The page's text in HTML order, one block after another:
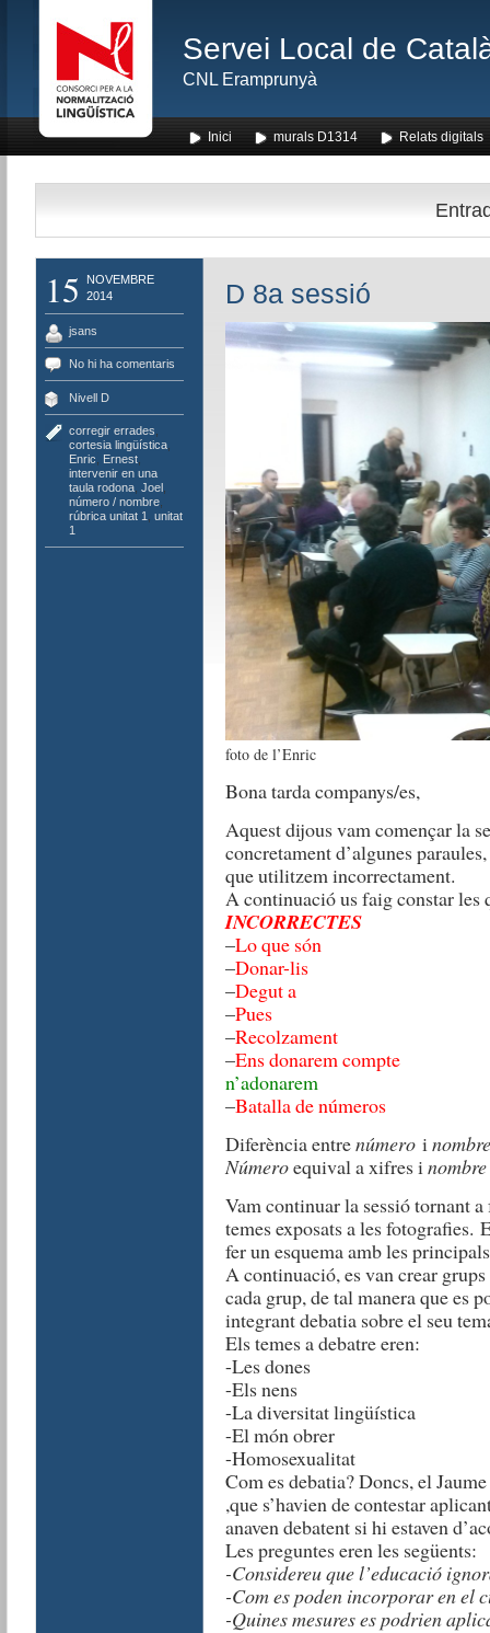
Servei Local de
CNL Eramprunyà
Inici murals D1314 Relats digitals
15
NOVEMBRE
2014
jsans
No hi ha comentaris
Nivell D
corregir errades
cortesia lingüística,
Enric
Ernest,
intervenir en una
taula rodona, Joel,
número / nombre,
rúbrica unitat 1
unitat
1
D 8a sessió
foto de l’Enric
Bona tarda companys/es,
Aquest dijous vam començar la
concretament d’algunes
que utilitzem incorrectament.
A continuació us faig constar les
INCORRECTES
–Lo que són
–Donar-lis
–Degut a
–Pues
–Recolzament
–Ens donarem compte
n’adonarem
–Batalla de números
Diferència entrenúmeroinombre
Númeroequival a xifres inombre
Vam continuar la sessió tornant
temes exposats a les fotografies.
fer un esquema amb les
A continuació, es van crear
cada grup, de tal manera que es
integrant debatia sobre el seu
Els temes a debatre eren:
-Les dones
-Els nens
-La diversitat lingüística
-El món obrer
-Homosexualitat
Com es debatia? Doncs, el
,que s’havien de contestar
anaven debatent si hi estaven
Les preguntes eren les següents:
-Considereu que l’educació
-Com es poden incorporar en el
-Quines mesures es podrien